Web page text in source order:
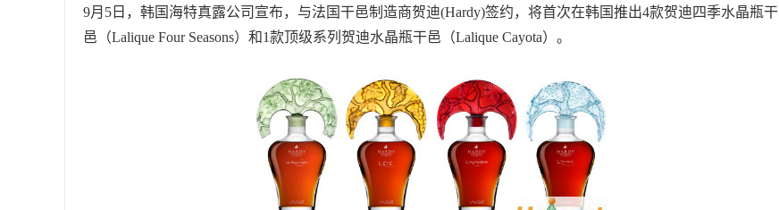
9月5日，韩国海特真露公司宣布，与法国干邑制造商贺迪(Hardy)签约，将首次在韩国推出4款贺迪四季水晶瓶干
邑（Lalique Four Seasons）和1款顶级系列贺迪水晶瓶干邑（Lalique Cayota）。